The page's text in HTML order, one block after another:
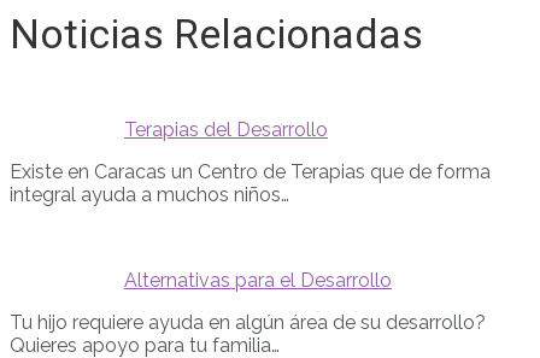
Noticias Relacionadas
Terapias del Desarrollo
Existe en Caracas un Centro de Terapias que de forma
integral ayuda a muchos niños…
Alternativas para el Desarrollo
Tu hijo requiere ayuda en algún área de su desarrollo?
Quieres apoyo para tu familia…